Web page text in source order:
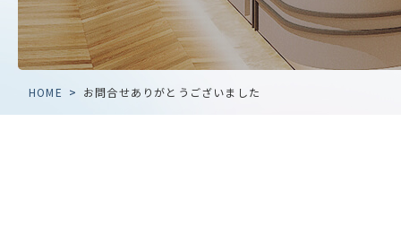
HOME > お問合せありがとうございました